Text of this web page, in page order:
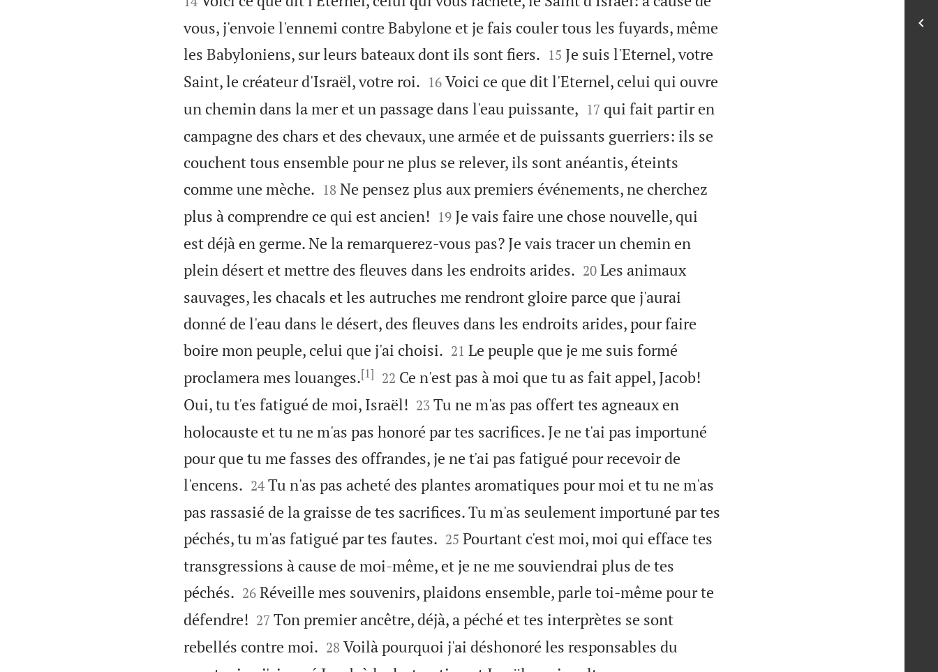
vous, j'envoie l'ennemi contre Babylone et je fais couler tous les fuyards, même
les Babyloniens, sur leurs bateaux dont ils sont fiers.
15 Je suis l'Eternel, votre
Saint, le créateur d'Israël, votre roi.
16 Voici ce que dit l'Eternel, celui qui ouvre
un chemin dans la mer et un passage dans l'eau puissante,
17 qui fait partir en
campagne des chars et des chevaux, une armée et de puissants guerriers: ils se
couchent tous ensemble pour ne plus se relever, ils sont anéantis, éteints
comme une mèche.
18 Ne pensez plus aux premiers événements, ne cherchez
plus à comprendre ce qui est ancien!
19 Je vais faire une chose nouvelle, qui
est déjà en germe. Ne la remarquerez-vous pas? Je vais tracer un chemin en
plein désert et mettre des fleuves dans les endroits arides.
20 Les animaux
sauvages, les chacals et les autruches me rendront gloire parce que j'aurai
donné de l'eau dans le désert, des fleuves dans les endroits arides, pour faire
boire mon peuple, celui que j'ai choisi.
21 Le peuple que je me suis formé
proclamera mes louanges.[1]
22 Ce n'est pas à moi que tu as fait appel, Jacob!
Oui, tu t'es fatigué de moi, Israël!
23 Tu ne m'as pas offert tes agneaux en
holocauste et tu ne m'as pas honoré par tes sacrifices. Je ne t'ai pas importuné
pour que tu me fasses des offrandes, je ne t'ai pas fatigué pour recevoir de
l'encens.
24 Tu n'as pas acheté des plantes aromatiques pour moi et tu ne m'as
pas rassasié de la graisse de tes sacrifices. Tu m'as seulement importuné par tes
péchés, tu m'as fatigué par tes fautes.
25 Pourtant c'est moi, moi qui efface tes
transgressions à cause de moi-même, et je ne me souviendrai plus de tes
péchés.
26 Réveille mes souvenirs, plaidons ensemble, parle toi-même pour te
défendre!
27 Ton premier ancêtre, déjà, a péché et tes interprètes se sont
rebellés contre moi.
28 Voilà pourquoi j'ai déshonoré les responsables du